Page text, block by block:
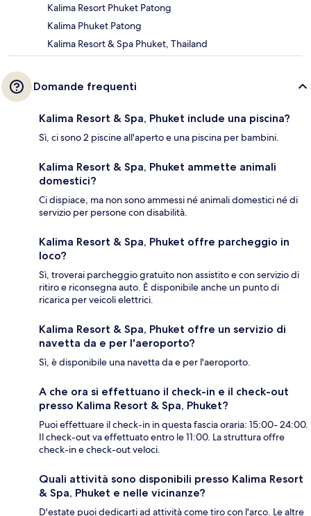
Kalima Resort Phuket Patong
Kalima Phuket Patong
Kalima Resort & Spa Phuket, Thailand
Domande frequenti
Kalima Resort & Spa, Phuket include una piscina?
Sì, ci sono 2 piscine all'aperto e una piscina per bambini.
Kalima Resort & Spa, Phuket ammette animali
domestici?
Ci dispiace, ma non sono ammessi né animali domestici né di
servizio per persone con disabilità.
Kalima Resort & Spa, Phuket offre parcheggio in
loco?
Sì, troverai parcheggio gratuito non assistito e con servizio di
ritiro e riconsegna auto. È disponibile anche un punto di
ricarica per veicoli elettrici.
Kalima Resort & Spa, Phuket offre un servizio di
navetta da e per l'aeroporto?
Sì, è disponibile una navetta da e per l'aeroporto.
A che ora si effettuano il check-in e il check-out
presso Kalima Resort & Spa, Phuket?
Puoi effettuare il check-in in questa fascia oraria: 15:00- 24:00.
Il check-out va effettuato entro le 11:00. La struttura offre
check-in e check-out veloci.
Quali attività sono disponibili presso Kalima Resort
& Spa, Phuket e nelle vicinanze?
D'estate puoi dedicarti ad attività come tiro con l'arco. Le altre